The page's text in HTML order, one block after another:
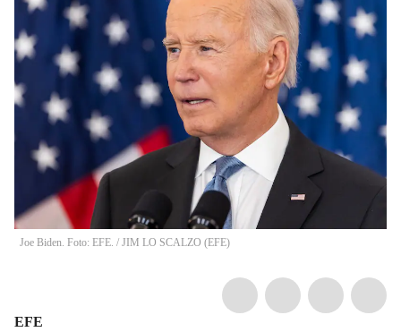
Joe Biden. Foto: EFE. / JIM LO SCALZO (EFE)
EFE